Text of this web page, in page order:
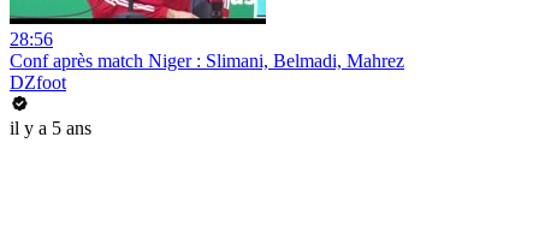
28:56
Conf après match Niger : Slimani, Belmadi, Mahrez
DZfoot
il y a 5 ans